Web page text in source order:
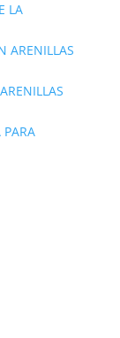
LA
ARENILLAS
PARA